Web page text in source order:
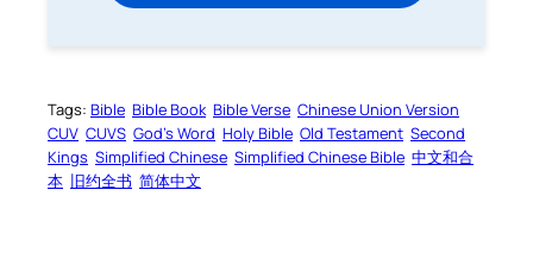
Tags: Bible Bible Book Bible Verse Chinese Union Version
CUV CUVS God’s Word Holy Bible Old Testament Second
Kings Simplified Chinese Simplified Chinese Bible 中文和合
本 旧约全书 简体中文